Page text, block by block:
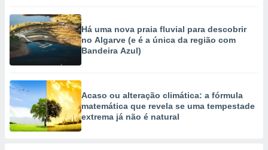
Há uma nova praia fluvial para descobrir
no Algarve (e é a única da região com
Bandeira Azul)
Acaso ou alteração climática: a fórmula
matemática que revela se uma tempestade
extrema já não é natural